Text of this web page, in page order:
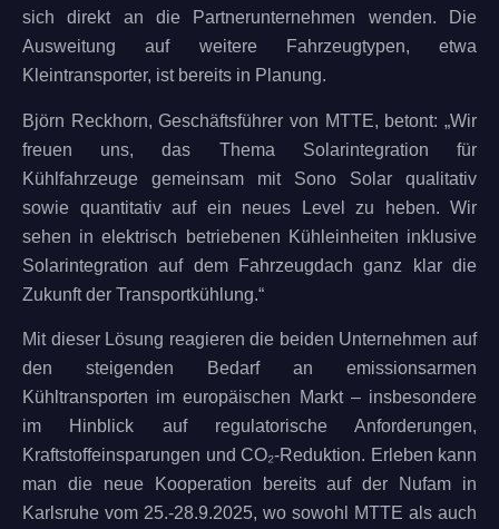
sich direkt an die Partnerunternehmen wenden. Die
Ausweitung auf weitere Fahrzeugtypen, etwa
Kleintransporter, ist bereits in Planung.
Björn Reckhorn, Geschäftsführer von MTTE, betont: „Wir
freuen uns, das Thema Solarintegration für
Kühlfahrzeuge gemeinsam mit Sono Solar qualitativ
sowie quantitativ auf ein neues Level zu heben. Wir
sehen in elektrisch betriebenen Kühleinheiten inklusive
Solarintegration auf dem Fahrzeugdach ganz klar die
Zukunft der Transportkühlung.“
Mit dieser Lösung reagieren die beiden Unternehmen auf
den steigenden Bedarf an emissionsarmen
Kühltransporten im europäischen Markt – insbesondere
im Hinblick auf regulatorische Anforderungen,
Kraftstoffeinsparungen und CO₂-Reduktion. Erleben kann
man die neue Kooperation bereits auf der Nufam in
Karlsruhe vom 25.-28.9.2025, wo sowohl MTTE als auch